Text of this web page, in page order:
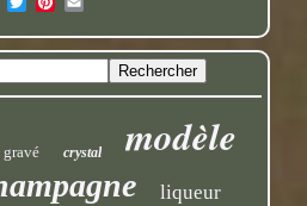
gravé crystal modèle
liqueur